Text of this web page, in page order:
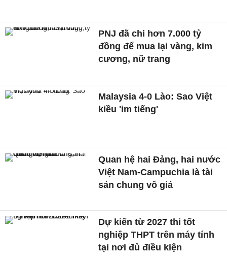
PNJ đã chi hơn 7.000 tỷ
đồng để mua lại vàng, kim
cương, nữ trang
Malaysia 4-0 Lào: Sao Việt
kiều 'im tiếng'
Quan hệ hai Đảng, hai nước
Việt Nam-Campuchia là tài
sản chung vô giá ​
Dự kiến từ 2027 thi tốt
nghiệp THPT trên máy tính
tại nơi đủ điều kiện